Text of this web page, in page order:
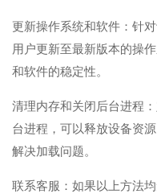
更新操作系统和软件：针
用户更新至最新版本的操
和软件的稳定性。
清理内存和关闭后台进程
台进程，可以释放设备资
解决加载问题。
联系客服：如果以上方法